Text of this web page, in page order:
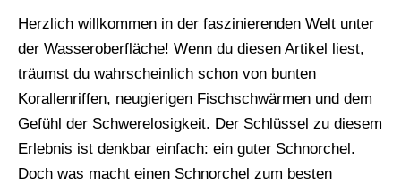
Herzlich willkommen in der faszinierenden Welt unter
der Wasseroberfläche! Wenn du diesen Artikel liest,
träumst du wahrscheinlich schon von bunten
Korallenriffen, neugierigen Fischschwärmen und dem
Gefühl der Schwerelosigkeit. Der Schlüssel zu diesem
Erlebnis ist denkbar einfach: ein guter Schnorchel.
Doch was macht einen Schnorchel zum besten